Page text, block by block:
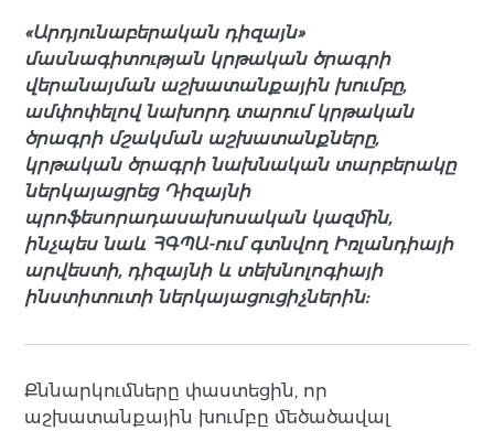
«Արդյունաբերական դիզայն»
մասնագիտության կրթական ծրագրի
վերանայման աշխատանքային խումբը,
ամփոփելով նախորդ տարում կրթական
ծրագրի մշակման աշխատանքները,
կրթական ծրագրի նախնական տարբերակը
ներկայացրեց Դիզայնի
պրոֆեսորադասախոսական կազմին,
ինչպես նաև ՀԳՊԱ-ում գտնվող Իռլանդիայի
արվեստի, դիզայնի և տեխնոլոգիայի
ինստիտուտի ներկայացուցիչներին:
Քննարկումները փաստեցին, որ
աշխատանքային խումբը մեծածավալ